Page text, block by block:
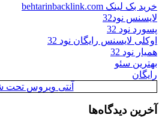
خرید بک لینک behtarinbacklink.com
لایسنس نود32
پسورد نود 32
اوکلی لایسنس رایگان نود 32
همیار نود 32
بهترین سئو
رایگان
آنتی ویروس تحت
آخرین دیدگاه‌ها